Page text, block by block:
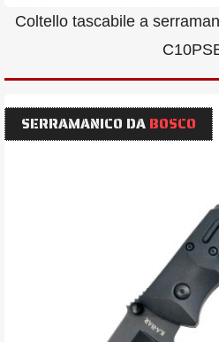
Coltello tascabile a
SERRAMANICO DA BOSCO